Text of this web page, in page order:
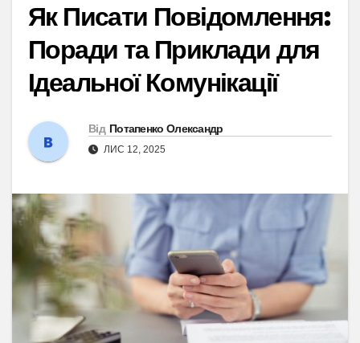
Як Писати Повідомлення:
Поради та Приклади для
Ідеальної Комунікації
Від Потапенко Олександр
ЛИС 12, 2025